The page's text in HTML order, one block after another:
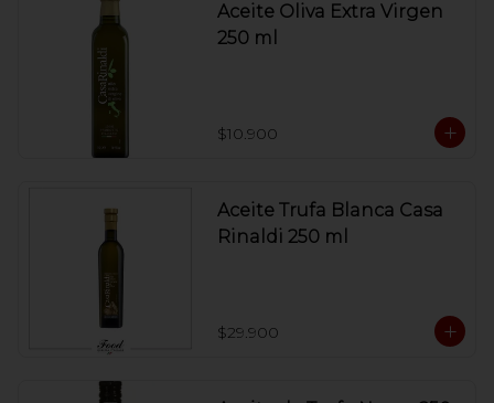
Aceite Oliva Extra Virgen
250 ml
$10.900
Aceite Trufa Blanca Casa
Rinaldi 250 ml
$29.900